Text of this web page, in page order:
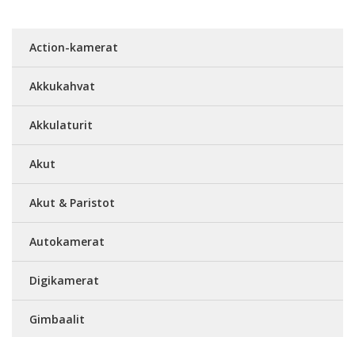
Action-kamerat
Akkukahvat
Akkulaturit
Akut
Akut & Paristot
Autokamerat
Digikamerat
Gimbaalit